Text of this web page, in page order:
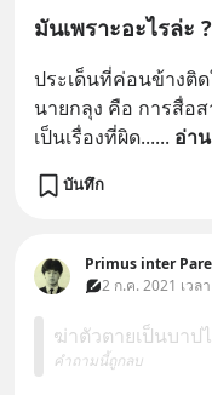
มันเพราะอะไรล่ะ ?
ประเด็นที่ค่อนข้างติ
นายกลุง คือ การสื่อ
เป็นเรื่องที่ผิด...... อ่า
บันทึก
Primus inter
2 ก.ค. 2021 เวล
ฆ่าตัวตายเป็นบาป
คำถามนี้ถูกลบ